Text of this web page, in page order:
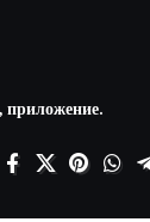
приложение.